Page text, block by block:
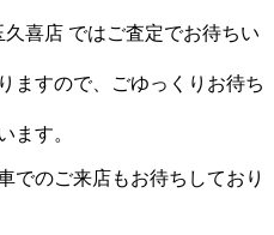
喜店 ではご査定でお待ちい
ますので、ごゆっくりお待ち
ます。
でのご来店もお待ちしており